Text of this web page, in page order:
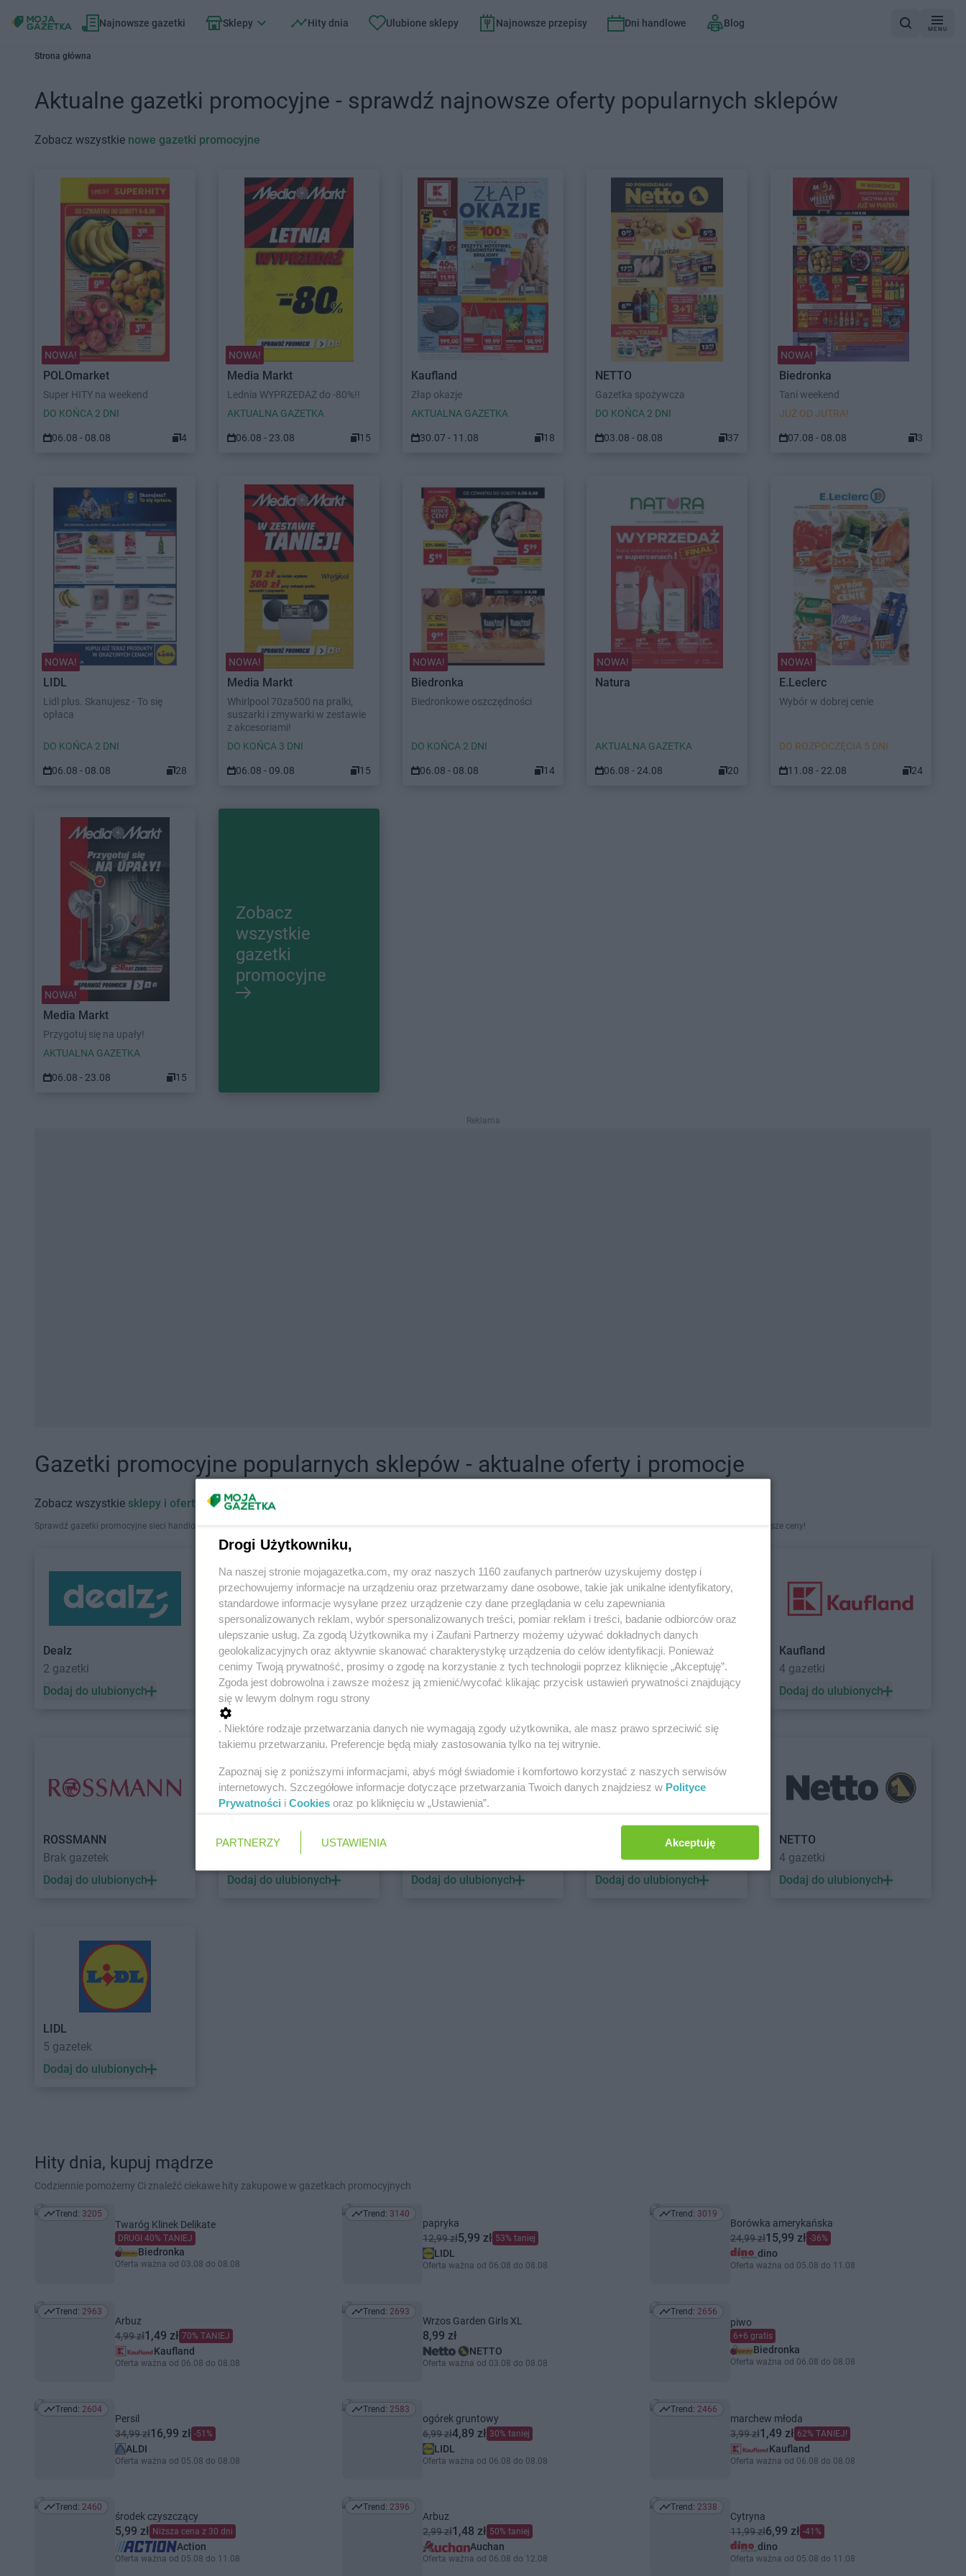
Najnowsze gazetki Sklepy Hity dnia Ulubione sklepy Najnowsze przepisy Dni handlowe Blog
MENU
Strona główna
Aktualne gazetki promocyjne - sprawdź najnowsze oferty popularnych sklepów
Zobacz wszystkie nowe gazetki promocyjne
NOWA!
POLOmarket
Super HITY na weekend
DO KOŃCA 2 DNI
06.08 - 08.08 4
NOWA!
Media Markt
Lednia WYPRZEDAŻ do -80%!!
AKTUALNA GAZETKA
06.08 - 23.08 15
Kaufland
Złap okazje
AKTUALNA GAZETKA
30.07 - 11.08 18
NETTO
Gazetka spożywcza
DO KOŃCA 2 DNI
03.08 - 08.08 37
NOWA!
Biedronka
Tani weekend
JUŻ OD JUTRA!
07.08 - 08.08 3
NOWA!
LIDL
Lidl plus. Skanujesz - To się
opłaca
DO KOŃCA 2 DNI
06.08 - 08.08 28
NOWA!
Media Markt
Whirlpool 70za500 na pralki,
suszarki i zmywarki w zestawie
z akcesoriami!
DO KOŃCA 3 DNI
06.08 - 09.08 15
NOWA!
Biedronka
Biedronkowe oszczędności
DO KOŃCA 2 DNI
06.08 - 08.08 14
NOWA!
Natura
AKTUALNA GAZETKA
06.08 - 24.08 20
NOWA!
E.Leclerc
Wybór w dobrej cenie
DO ROZPOCZĘCIA 5 DNI
11.08 - 22.08 24
NOWA!
Media Markt
Przygotuj się na upały!
AKTUALNA GAZETKA
06.08 - 23.08 15
Zobacz
wszystkie
gazetki
promocyjne
Reklama
Gazetki promocyjne popularnych sklepów - aktualne oferty i promocje
Zobacz wszystkie sklepy i oferty promocyjne
Sprawdź gazetki promocyjne sieci handlowych, które działają w Polsce. Znajdziesz tutaj sklepy należące do lokalnych sieci oraz duże, znane super- i hipermarkety. Najlepsze promocje i najniższe ceny!
Dealz
2 gazetki
Dodaj do ulubionych
POLOmarket
11 gazetek
Dodaj do ulubionych
PEPCO
1 gazetka
Dodaj do ulubionych
dino
1 gazetka
Dodaj do ulubionych
Kaufland
4 gazetki
Dodaj do ulubionych
ROSSMANN
Brak gazetek
Dodaj do ulubionych
Auchan
Dodaj do ulubionych
Dodaj do ulubionych
11 gazetek
Dodaj do ulubionych
NETTO
4 gazetki
Dodaj do ulubionych
LIDL
5 gazetek
Dodaj do ulubionych
Hity dnia, kupuj mądrze
Codziennie pomożemy Ci znaleźć ciekawe hity zakupowe w gazetkach promocyjnych
Trend: 3205
Trend: 3205
Twaróg Klinek Delikate
DRUGI 40% TANIEJ
Biedronka
Oferta ważna od 03.08 do 08.08
Trend: 3140
Trend: 3140
papryka
12,99 zł5,99 zł 53% taniej
LIDL
Oferta ważna od 06.08 do 08.08
Trend: 3019
Trend: 3019
Borówka amerykańska
24,99 zł15,99 zł -36%
dino
Oferta ważna od 05.08 do 11.08
Trend: 2963
Trend: 2963
Arbuz
4,99 zł1,49 zł 70% TANIEJ
Kaufland
Oferta ważna od 06.08 do 08.08
Trend: 2693
Trend: 2693
Wrzos Garden Girls XL
8,99 zł
NETTO
Oferta ważna od 03.08 do 08.08
Trend: 2656
Trend: 2656
piwo
6+6 gratis
Biedronka
Oferta ważna od 06.08 do 08.08
Trend: 2604
Trend: 2604
Persil
34,99 zł16,99 zł -51%
ALDI
Oferta ważna od 05.08 do 08.08
Trend: 2583
Trend: 2583
ogórek gruntowy
6,99 zł4,89 zł 30% taniej
LIDL
Oferta ważna od 06.08 do 08.08
Trend: 2466
Trend: 2466
marchew młoda
3,99 zł1,49 zł 62% TANIEJ!
Kaufland
Oferta ważna od 06.08 do 08.08
Trend: 2460
Trend: 2460
środek czyszczący
5,99 zł Niższa cena z 30 dni
Action
Oferta ważna od 05.08 do 11.08
Trend: 2396
Trend: 2396
Arbuz
2,99 zł1,48 zł 50% taniej
Auchan
Oferta ważna od 06.08 do 12.08
Trend: 2338
Trend: 2338
Cytryna
11,99 zł6,99 zł -41%
dino
Oferta ważna od 05.08 do 11.08
Drogi Użytkowniku,
Na naszej stronie mojagazetka.com, my oraz naszych 1160 zaufanych partnerów uzyskujemy dostęp i
przechowujemy informacje na urządzeniu oraz przetwarzamy dane osobowe, takie jak unikalne identyfikatory,
standardowe informacje wysyłane przez urządzenie czy dane przeglądania w celu zapewniania
spersonalizowanych reklam, wybór spersonalizowanych treści, pomiar reklam i treści, badanie odbiorców oraz
ulepszanie usług. Za zgodą Użytkownika my i Zaufani Partnerzy możemy używać dokładnych danych
geolokalizacyjnych oraz aktywnie skanować charakterystykę urządzenia do celów identyfikacji. Ponieważ
cenimy Twoją prywatność, prosimy o zgodę na korzystanie z tych technologii poprzez kliknięcie „Akceptuję”.
Zgoda jest dobrowolna i zawsze możesz ją zmienić/wycofać klikając przycisk ustawień prywatności znajdujący
się w lewym dolnym rogu strony
. Niektóre rodzaje przetwarzania danych nie wymagają zgody użytkownika, ale masz prawo sprzeciwić się
takiemu przetwarzaniu. Preferencje będą miały zastosowania tylko na tej witrynie.
Zapoznaj się z poniższymi informacjami, abyś mógł świadomie i komfortowo korzystać z naszych serwisów
internetowych. Szczegółowe informacje dotyczące przetwarzania Twoich danych znajdziesz w Polityce
Prywatności i Cookies oraz po kliknięciu w „Ustawienia”.
PARTNERZY USTAWIENIA Akceptuję